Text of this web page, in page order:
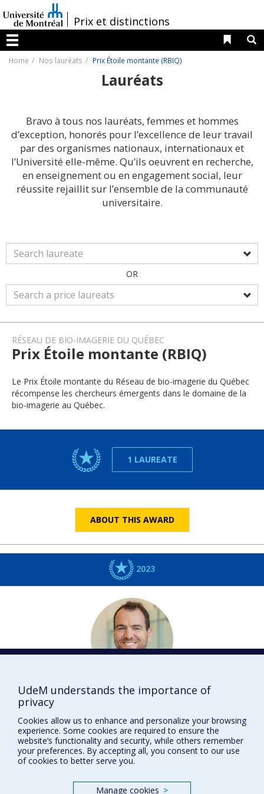
au
contenu
/Prix et distinctions
Menu
Liens
Home Nos lauréats Prix Étoile montante (RBIQ)
Lauréats
Bravo à tous nos lauréats, femmes et hommes
d’exception, honorés pour l’excellence de leur travail
par des organismes nationaux, internationaux et
l’Université elle-même. Qu’ils oeuvrent en recherche,
en enseignement ou en engagement social, leur
réussite rejaillit sur l’ensemble de la communauté
universitaire.
OR
RÉSEAU DE BIO-IMAGERIE DU QUÉBEC
Prix Étoile montante (RBIQ)
Le Prix Étoile montante du Réseau de bio-imagerie du Québec
récompense les chercheurs émergents dans le domaine de la
bio-imagerie au Québec.
1 LAUREATE
ABOUT THIS AWARD
2023
Matthieu PELLETIER-GALARNEAU
Radiologie, radio-oncologie et médecine nucléaire
DISTINCTIONS
UdeM understands the importance of
privacy
Cookies allow us to enhance and personalize your browsing
experience. Some cookies are required to ensure the
website’s functionality and security, while others remember
your preferences. By accepting all, you consent to our use
of cookies to better serve you.
Manage cookies >